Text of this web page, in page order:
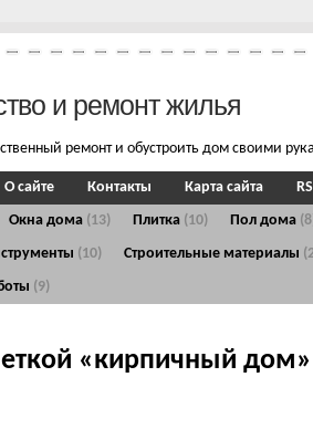
и ремонт жилья
ремонт и обустроить дом своими
Окна дома (13) Плитка (10) Пол дома
(10) Строительные материалы
(9)
О сайте Контакты Карта сайта
«кирпичный дом»